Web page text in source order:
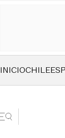
INICIOCHILE